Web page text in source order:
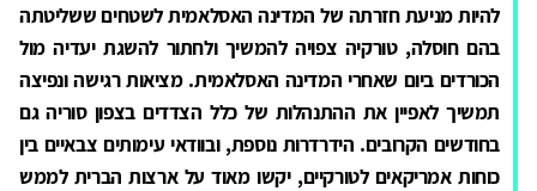
להיות מניעת חזרתה של המדינה האסלאמית לשטחים ששליטתה
בהם חוסלה, טורקיה צפויה להמשיך ולחתור להשגת יעדיה מול
הכורדים ביום שאחרי המדינה האסלאמית. מציאות רגישה ונפיצה
תמשיך לאפיין את ההתנהלות של כלל הצדדים בצפון סוריה גם
בחודשים הקרובים. הידרדרות נוספת, ובוודאי עימותים צבאיים בין
כוחות אמריקאים לטורקיים, יקשו מאוד על ארצות הברית לממש